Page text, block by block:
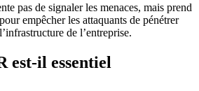
pas de signaler les menaces, mais prend
empêcher les attaquants de pénétrer
de l’entreprise.
est-il essentiel